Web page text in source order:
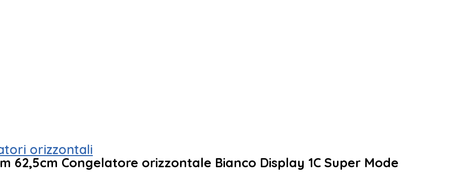
orizzontali
62,5cm Congelatore orizzontale Bianco Display 1C Super Mode